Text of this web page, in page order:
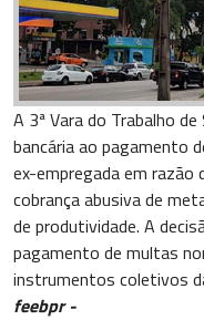
A 3ª Vara do Trabalho
bancária ao pagamento
ex-empregada em razão
cobrança abusiva de
de produtividade. A
pagamento de multas
instrumentos coletivos
feebpr -